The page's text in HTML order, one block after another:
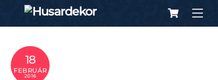
Cart
18
FEBRUÁR
2016